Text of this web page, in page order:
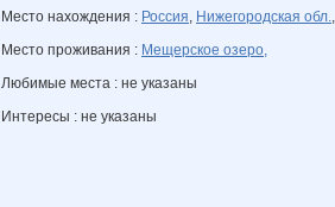
Место нахождения : Россия, Нижегородская обл.,
Место проживания : Мещерское озеро,
Любимые места : не указаны
Интересы : не указаны